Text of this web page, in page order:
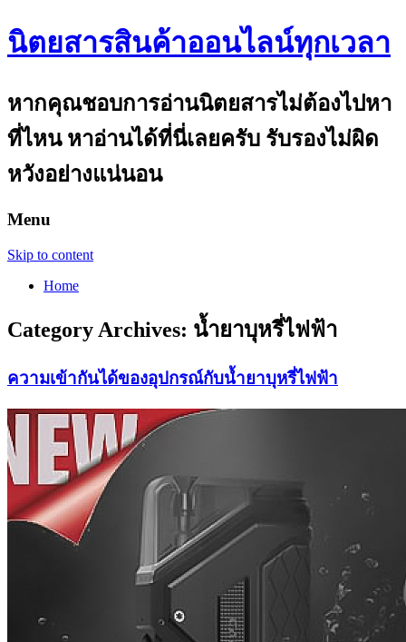
นิตยสารสินค้าออนไลน์ทุกเวลา
หากคุณชอบการอ่านนิตยสารไม่ต้องไปหา
ที่ไหน หาอ่านได้ที่นี่เลยครับ รับรองไม่ผิด
หวังอย่างแน่นอน
Menu
Skip to content
Home
Category Archives: น้ำยาบุหรี่ไฟฟ้า
ความเข้ากันได้ของอุปกรณ์กับน้ำยาบุหรี่ไฟฟ้า